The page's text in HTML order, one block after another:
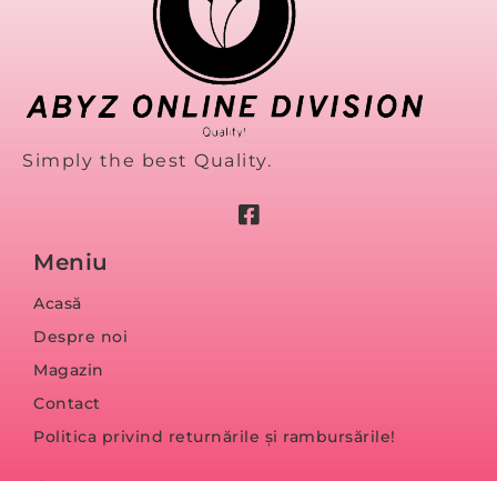
Simply the best Quality.
Meniu
Acasă
Despre noi
Magazin
Contact
Politica privind returnările și rambursările!